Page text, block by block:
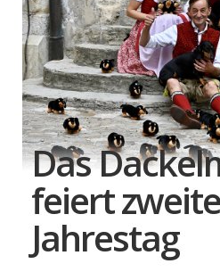
Das
feiert
Jahrestag